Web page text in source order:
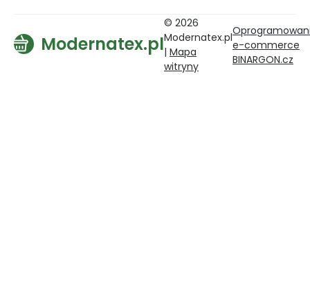
Modernatex.pl
© 2026
Modernatex.pl
| Mapa
witryny
e-commerce
BINARGON.cz